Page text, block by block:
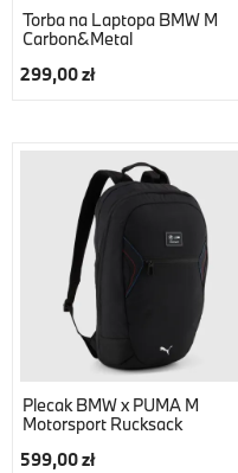
Torba na Laptopa BMW M
Carbon&Metal
299,00 zł
Plecak BMW x PUMA M
Motorsport Rucksack
599,00 zł